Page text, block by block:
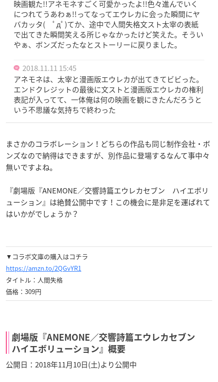
映画観た!!アネモネすごく可愛かったよ!!色々進んでいく
につれてうあわぁ!!ってなってエウレカに会った瞬間にヤ
バカッタ( ﾟдﾟ)てか、途中で人間失格文スト太宰の表紙
で出てきた瞬間笑える所じゃなかったけど笑えた。そうい
やぁ、ボンズだったなとストーリーに戻りました。
2018.11.11 15:45
アネモネは、太宰と漫画版エウレカが出てきてビビった。
エンドクレジットの最後に文ストと漫画版エウレカの権利
表記が入ってて、一体俺は何の映画を観にきたんだろうと
いう不思議な気持ちで終わった
まさかのコラボレーション！どちらの作品も同じ制作会社・ボ
ンズなので納得はできますが、別作品に登場するなんて事中々
無いですよね。
『劇場版『ANEMONE／交響詩篇エウレカセブン ハイエボリ
ューション』は絶賛公開中です！この機会に是非足を運ばれて
はいかがでしょうか？
▼コラボ文庫の購入はコチラ
https://amzn.to/2QGvYR1
タイトル：人間失格
価格：309円
劇場版『ANEMONE／交響詩篇エウレカセブン
ハイエボリューション』概要
公開日：2018年11月10日(土)より公開中